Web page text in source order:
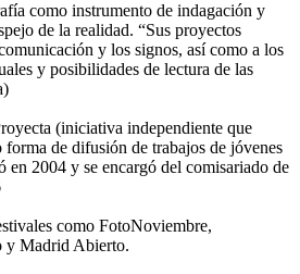
como instrumento de indagación y
de la realidad. “Sus proyectos
y los signos, así como a los
y posibilidades de lectura de las
(iniciativa independiente que
de difusión de trabajos de jóvenes
en 2004 y se encargó del comisariado de
como FotoNoviembre,
y Madrid Abierto.